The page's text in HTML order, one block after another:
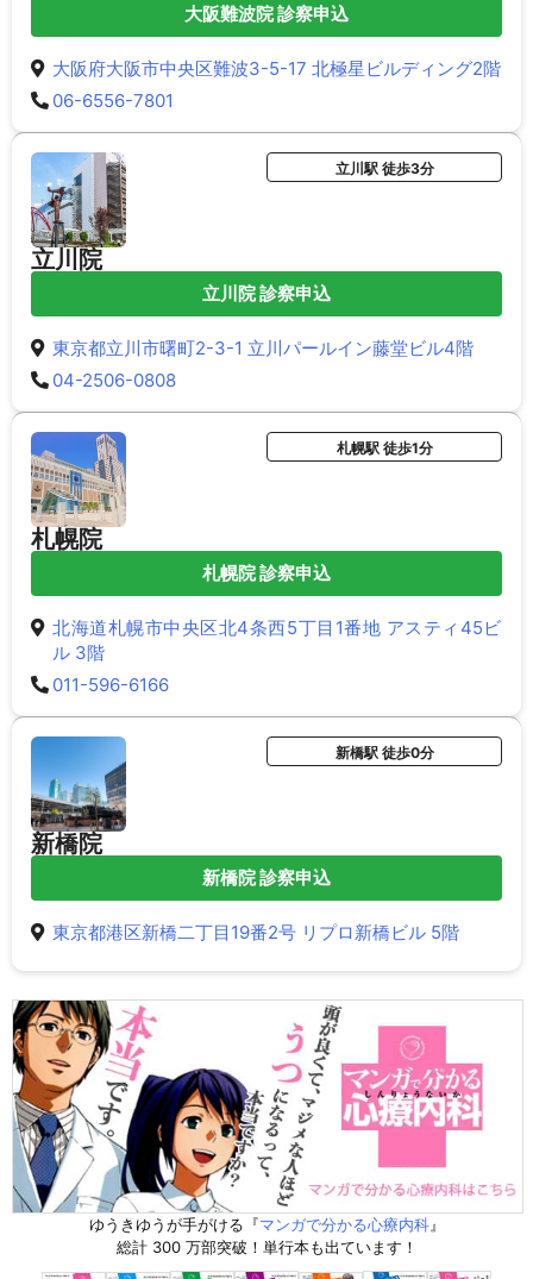
大阪難波院 診察申込
大阪府大阪市中央区難波3-5-17 北極星ビルディング2階
06-6556-7801
立川院
立川駅 徒歩3分
立川院 診察申込
東京都立川市曙町2-3-1 立川パールイン藤堂ビル4階
04-2506-0808
札幌院
札幌駅 徒歩1分
札幌院 診察申込
北海道札幌市中央区北4条西5丁目1番地 アスティ45ビ
ル 3階
011-596-6166
新橋院
新橋駅 徒歩0分
新橋院 診察申込
東京都港区新橋二丁目19番2号 リプロ新橋ビル 5階
ゆうきゆうが手がける『マンガで分かる心療内科』
総計 300 万部突破！単行本も出ています！